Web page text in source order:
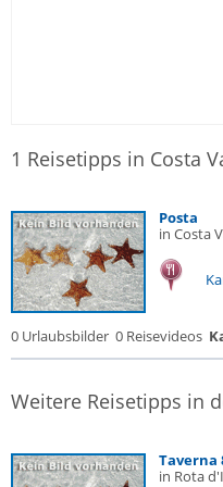
1 Reisetipps in Costa
Posta
in Costa
0 Urlaubsbilder 0 Reisevideos
Weitere Reisetipps in
Taverna
in Rota